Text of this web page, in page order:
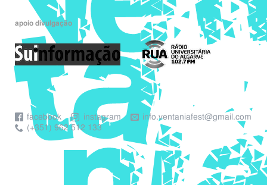
apoio divulgação
facebook instagram
info.ventaniafest@gmail.com
(+351) 962 512 133